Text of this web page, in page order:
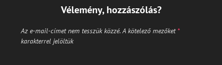
Vélemény, hozzászólás?
Az e-mail-címet nem tesszük közzé. A kötelező mezőket *
karakterrel jelöltük